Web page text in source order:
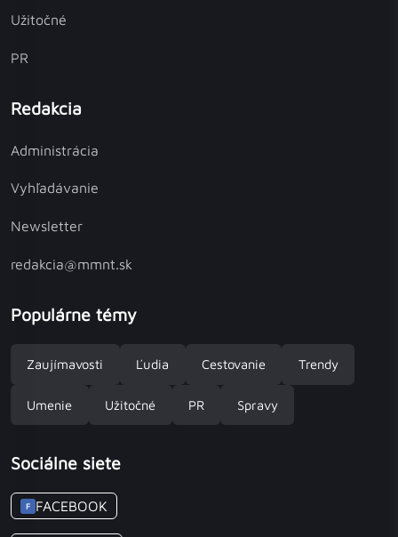
Užitočné
PR
Redakcia
Administrácia
Vyhľadávanie
Newsletter
redakcia@mmnt.sk
Populárne témy
Zaujímavosti Ľudia Cestovanie Trendy
Umenie Užitočné PR Spravy
Sociálne siete
F FACEBOOK